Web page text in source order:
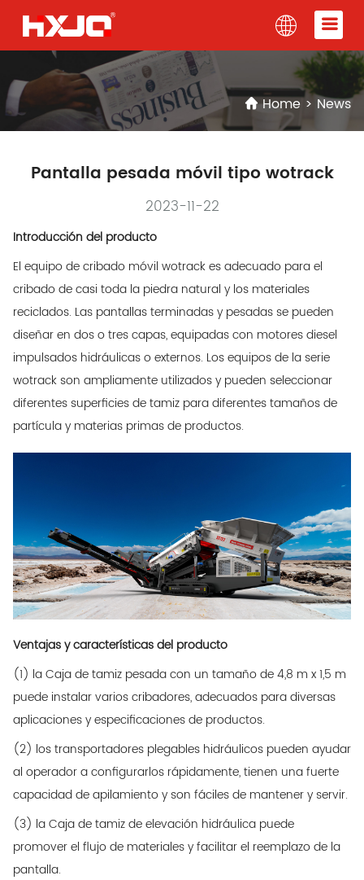
Home> News
Pantalla pesada móvil tipo wotrack
2023-11-22
Introducción del producto
El equipo de cribado móvil wotrack es adecuado para el
cribado de casi toda la piedra natural y los materiales
reciclados. Las pantallas terminadas y pesadas se pueden
diseñar en dos o tres capas, equipadas con motores diesel
impulsados hidráulicas o externos. Los equipos de la serie
wotrack son ampliamente utilizados y pueden seleccionar
diferentes superficies de tamiz para diferentes tamaños de
partícula y materias primas de productos.
Ventajas y características del producto
(1) la Caja de tamiz pesada con un tamaño de 4,8 m x 1,5 m
puede instalar varios cribadores, adecuados para diversas
aplicaciones y especificaciones de productos.
(2) los transportadores plegables hidráulicos pueden ayudar
al operador a configurarlos rápidamente, tienen una fuerte
capacidad de apilamiento y son fáciles de mantener y servir.
(3) la Caja de tamiz de elevación hidráulica puede
promover el flujo de materiales y facilitar el reemplazo de la
pantalla.